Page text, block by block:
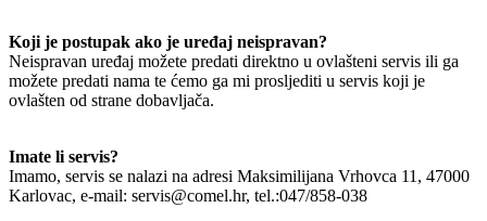
Koji je postupak ako je uređaj neispravan?
Neispravan uređaj možete predati direktno u ovlašteni servis ili ga
možete predati nama te ćemo ga mi prosljediti u servis koji je
ovlašten od strane dobavljača.
Imate li servis?
Imamo, servis se nalazi na adresi Maksimilijana Vrhovca 11, 47000
Karlovac, e-mail: servis@comel.hr, tel.:047/858-038